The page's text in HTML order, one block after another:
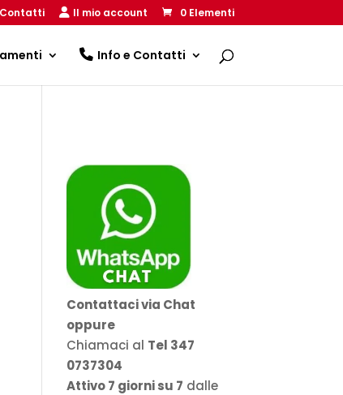
Contatti Il mio account 0 Elementi
Info e Contatti
Contattaci via Chat
oppure
Chiamaci al Tel 347
0737304
Attivo 7 giorni su 7 dalle